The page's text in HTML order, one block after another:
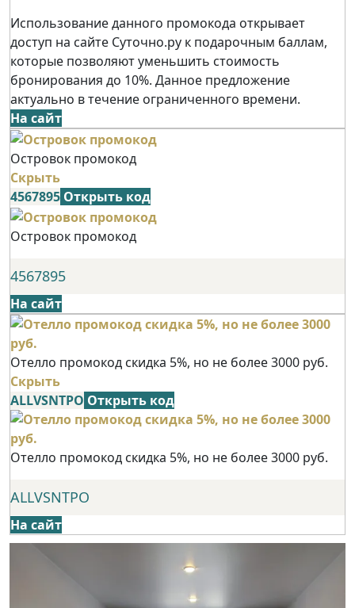
Использование данного промокода открывает
доступ на сайте Суточно.ру к подарочным баллам,
которые позволяют уменьшить стоимость
бронирования до 10%. Данное предложение
актуально в течение ограниченного времени.
На сайт
Островок промокод
Скрыть
4567895 Открыть код
Островок промокод
4567895
На сайт
Отелло промокод скидка 5%, но не более 3000 руб.
Скрыть
ALLVSNTPO Открыть код
Отелло промокод скидка 5%, но не более 3000 руб.
ALLVSNTPO
На сайт